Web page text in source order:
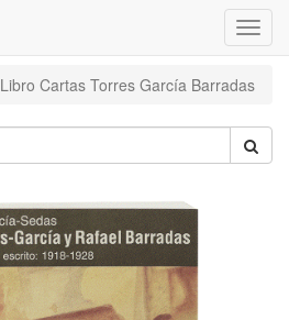
Libro Cartas Torres García Barradas